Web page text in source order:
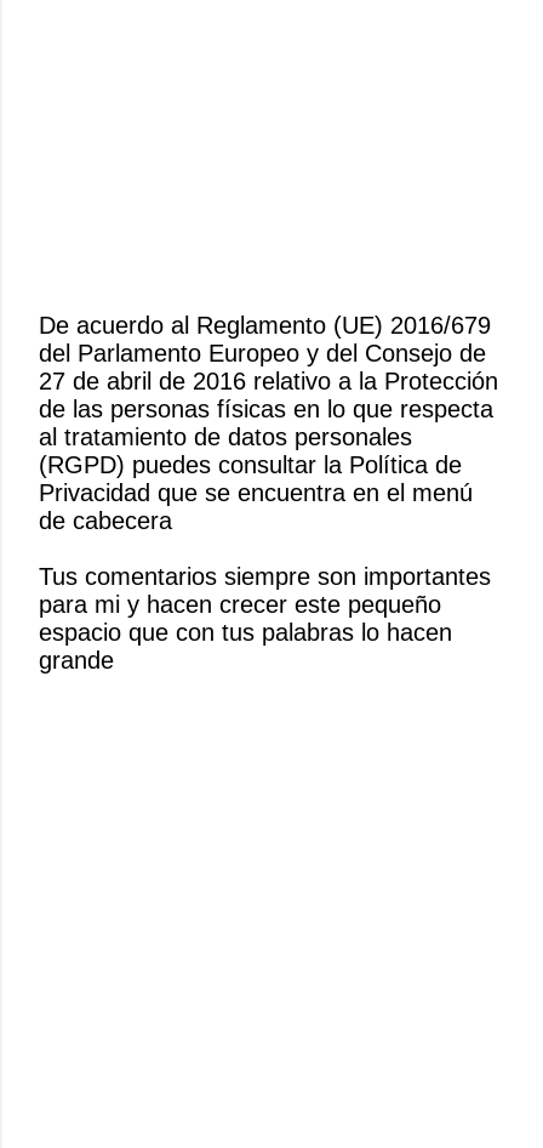
P
u
b
l
i
c
a
u
n
c
o
De acuerdo al Reglamento (UE) 2016/679
del Parlamento Europeo y del Consejo de
27 de abril de 2016 relativo a la Protección
de las personas físicas en lo que respecta
al tratamiento de datos personales
(RGPD) puedes consultar la Política de
Privacidad que se encuentra en el menú
de cabecera
Tus comentarios siempre son importantes
para mi y hacen crecer este pequeño
espacio que con tus palabras lo hacen
grande